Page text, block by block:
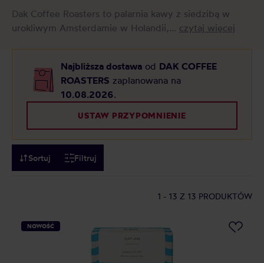
Dak Coffee Roasters to palarnia kawy z siedzibą w
urokliwym Amsterdamie w Holandii,... czytaj więcej
Najbliższa dostawa od DAK COFFEE
ROASTERS zaplanowana na
10.08.2026.
USTAW PRZYPOMNIENIE
Sortuj Filtruj
1 - 13 Z 13 PRODUKTÓW
NOWOŚĆ